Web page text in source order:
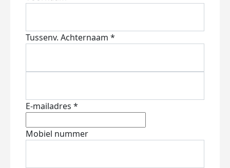
Tussenv. Achternaam *
E-mailadres *
Mobiel nummer